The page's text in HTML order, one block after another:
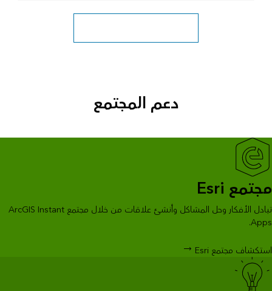
دعم المجتمع
مجتمع Esri
تبادل الأفكار وحل المشاكل وأنشئ علاقات من خلال مجتمع ArcGIS Instant
Apps.
استكشاف مجتمع Esri